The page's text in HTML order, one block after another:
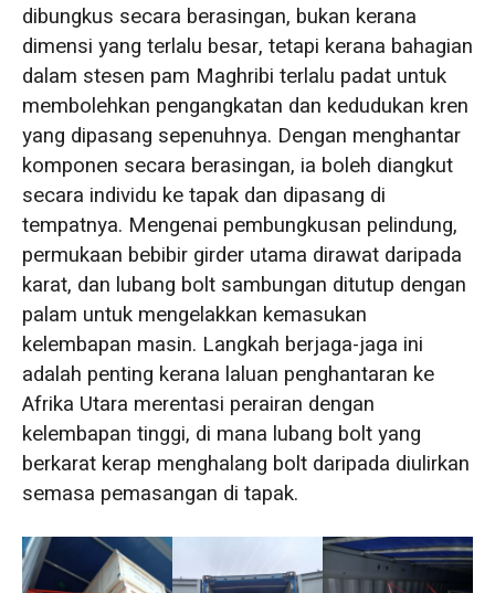
dibungkus secara berasingan, bukan kerana
dimensi yang terlalu besar, tetapi kerana bahagian
dalam stesen pam Maghribi terlalu padat untuk
membolehkan pengangkatan dan kedudukan kren
yang dipasang sepenuhnya. Dengan menghantar
komponen secara berasingan, ia boleh diangkut
secara individu ke tapak dan dipasang di
tempatnya. Mengenai pembungkusan pelindung,
permukaan bebibir girder utama dirawat daripada
karat, dan lubang bolt sambungan ditutup dengan
palam untuk mengelakkan kemasukan
kelembapan masin. Langkah berjaga-jaga ini
adalah penting kerana laluan penghantaran ke
Afrika Utara merentasi perairan dengan
kelembapan tinggi, di mana lubang bolt yang
berkarat kerap menghalang bolt daripada diulirkan
semasa pemasangan di tapak.